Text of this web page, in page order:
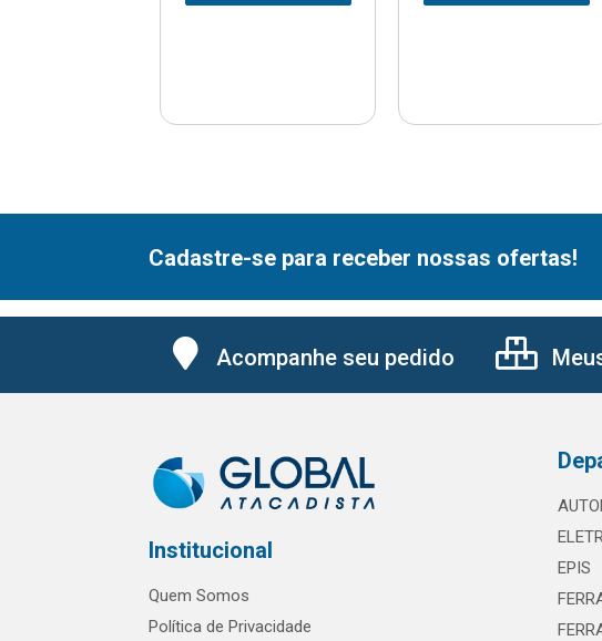
Cadastre-se para receber nossas ofertas!
Acompanhe seu pedido
Institucional
Quem Somos
Política de Privacidade
EPIS